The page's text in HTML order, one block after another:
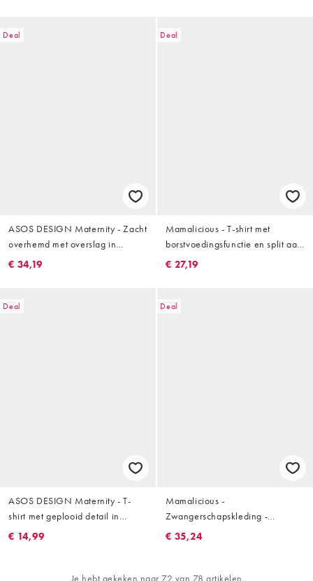
Deal
ASOS DESIGN Maternity - Zacht
overhemd met overslag in
olijfgroen
€ 34,19
Deal
Mamalicious - T-shirt met
borstvoedingsfunctie en split aan
de zijkant in wit
€ 27,19
Deal
ASOS DESIGN Maternity - T-
shirt met geplooid detail in
mokka
€ 14,99
Deal
Mamalicious -
Zwangerschapskleding -
Geribbelde top met opstaande
€ 35,24
Je hebt gekeken naar 72 van 78 artikelen